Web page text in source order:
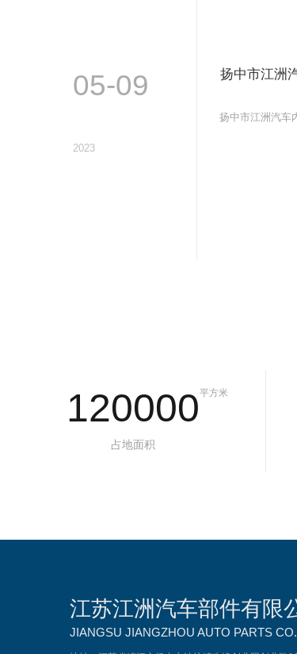
05-09
2023
扬中市江洲
扬中市江洲汽车
120000平方米
占地面积
江苏江洲汽车部件有限
JIANGSU JIANGZHOU AUTO PARTS